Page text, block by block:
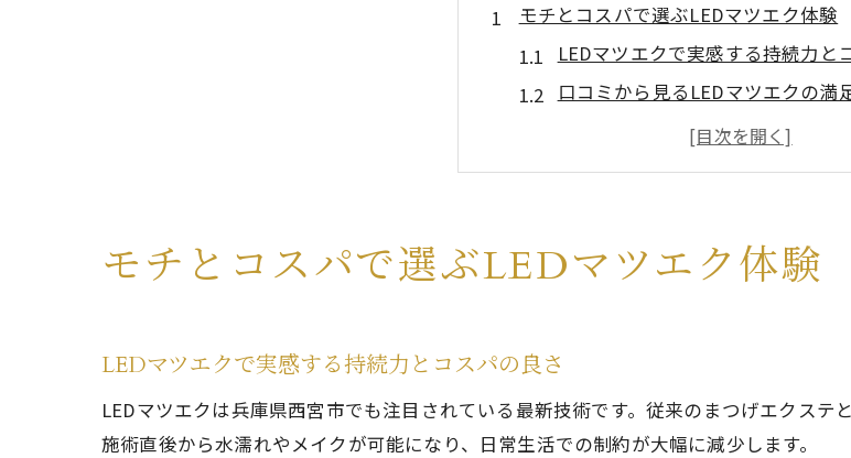
モチとコスパで選ぶLEDマツエク体験
LEDマツエクで実感する持続力と
口コミから見るLEDマツエクの満
LEDエクステを選ぶ理由と体験者
まつげパーマとLEDマツエクの違
LEDエクステの持続力が支持される理由
LEDマツエクの持続力が高い理由
LEDマツエクと従来法の持続比較
LEDエクステはどのくらい持つか
LEDマツエクのメンテナンス頻度
モチとコスパで選ぶLEDマツエク体験
LEDマツエクで実感する持続力とコスパの良さ
LEDマツエクは兵庫県西宮市でも注目されている最新技術です。従来のまつげエクステ
施術直後から水濡れやメイクが可能になり、日常生活での制約が大幅に減少します。